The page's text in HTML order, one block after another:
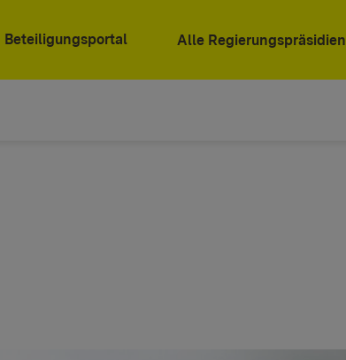
Beteiligungsportal Alle Regierungspräsidien